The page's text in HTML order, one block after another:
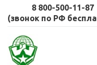
8 800-500-11-87
(звонок по РФ